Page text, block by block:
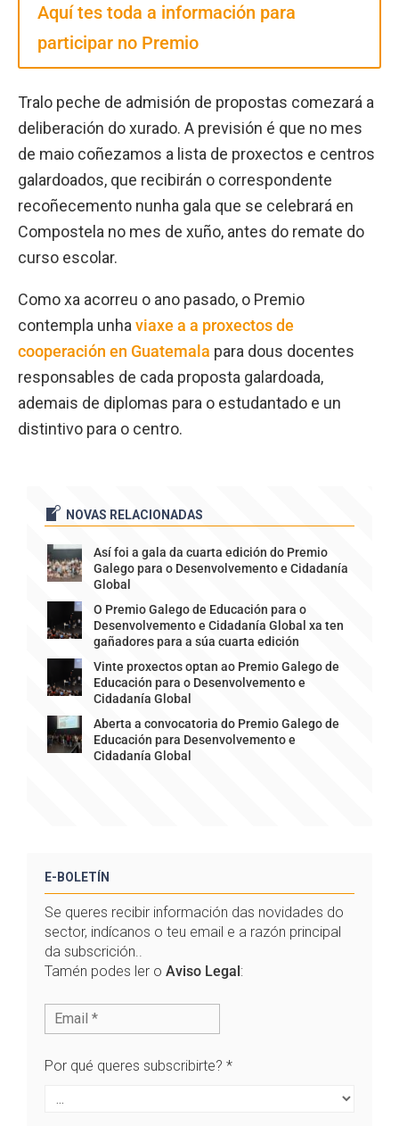
Aquí tes toda a información para
participar no Premio
Tralo peche de admisión de propostas comezará a
deliberación do xurado. A previsión é que no mes
de maio coñezamos a lista de proxectos e centros
galardoados, que recibirán o correspondente
recoñecemento nunha gala que se celebrará en
Compostela no mes de xuño, antes do remate do
curso escolar.
Como xa acorreu o ano pasado, o Premio
contempla unha viaxe a a proxectos de
cooperación en Guatemala para dous docentes
responsables de cada proposta galardoada,
ademais de diplomas para o estudantado e un
distintivo para o centro.
NOVAS RELACIONADAS
Así foi a gala da cuarta edición do Premio
Galego para o Desenvolvemento e Cidadanía
Global
O Premio Galego de Educación para o
Desenvolvemento e Cidadanía Global xa ten
gañadores para a súa cuarta edición
Vinte proxectos optan ao Premio Galego de
Educación para o Desenvolvemento e
Cidadanía Global
Aberta a convocatoria do Premio Galego de
Educación para Desenvolvemento e
Cidadanía Global
E-BOLETÍN
Se queres recibir información das novidades do
sector, indícanos o teu email e a razón principal
da subscrición..
Tamén podes ler o Aviso Legal:
Por qué queres subscribirte? *